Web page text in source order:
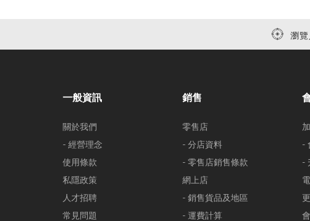
瀏
一般資訊
關於我們
- 經營理念
使用條款
私隱政策
人才招聘
常見問題
銷售
零售店
- 分店資料
- 零售店銷售條款
網上店
- 銷售貨品及地區
- 運費計算
-
-